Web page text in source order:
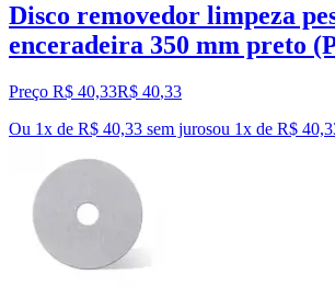
Disco removedor limpeza
enceradeira 350 mm preto
Preço R$ 40,33R$ 40,33
Ou 1x de R$ 40,33 sem jurosou 1x de R$